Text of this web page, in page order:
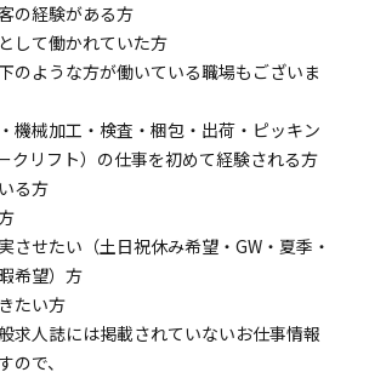
の経験がある方
して働かれていた方
のような方が働いている職場もございま
機械加工・検査・梱包・出荷・ピッキン
クリフト）の仕事を初めて経験される方
る方
させたい（土日祝休み希望・GW・夏季・
希望）方
たい方
求人誌には掲載されていないお仕事情報
ので、